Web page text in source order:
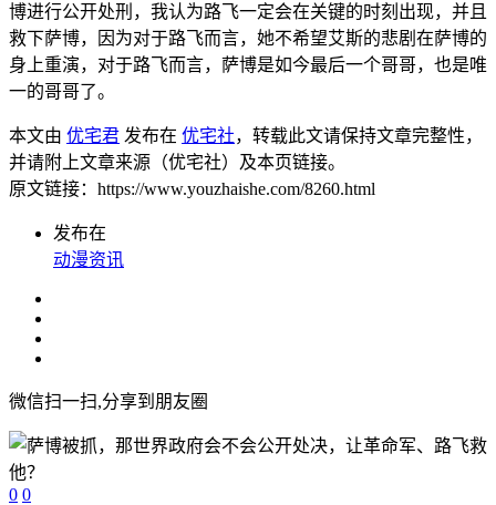
博进行公开处刑，我认为路飞一定会在关键的时刻出现，并且
救下萨博，因为对于路飞而言，她不希望艾斯的悲剧在萨博的
身上重演，对于路飞而言，萨博是如今最后一个哥哥，也是唯
一的哥哥了。
本文由 优宅君 发布在 优宅社，转载此文请保持文章完整性，
并请附上文章来源（优宅社）及本页链接。
原文链接：https://www.youzhaishe.com/8260.html
发布在
动漫资讯
微信扫一扫,分享到朋友圈
0 0